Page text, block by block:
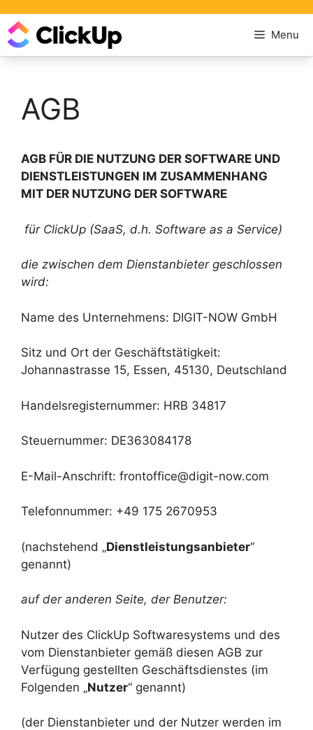
Menu
AGB
AGB FÜR DIE NUTZUNG DER SOFTWARE UND
DIENSTLEISTUNGEN IM ZUSAMMENHANG
MIT DER NUTZUNG DER SOFTWARE
für ClickUp (SaaS, d.h. Software as a Service)
die zwischen dem Dienstanbieter geschlossen
wird:
Name des Unternehmens: DIGIT-NOW GmbH
Sitz und Ort der Geschäftstätigkeit:
Johannastrasse 15, Essen, 45130, Deutschland
Handelsregisternummer: HRB 34817
Steuernummer: DE363084178
E-Mail-Anschrift: frontoffice@digit-now.com
Telefonnummer: +49 175 2670953
(nachstehend „Dienstleistungsanbieter“
genannt)
auf der anderen Seite, der Benutzer:
Nutzer des ClickUp Softwaresystems und des
vom Dienstanbieter gemäß diesen AGB zur
Verfügung gestellten Geschäftsdienstes (im
Folgenden „Nutzer“ genannt)
(der Dienstanbieter und der Nutzer werden im